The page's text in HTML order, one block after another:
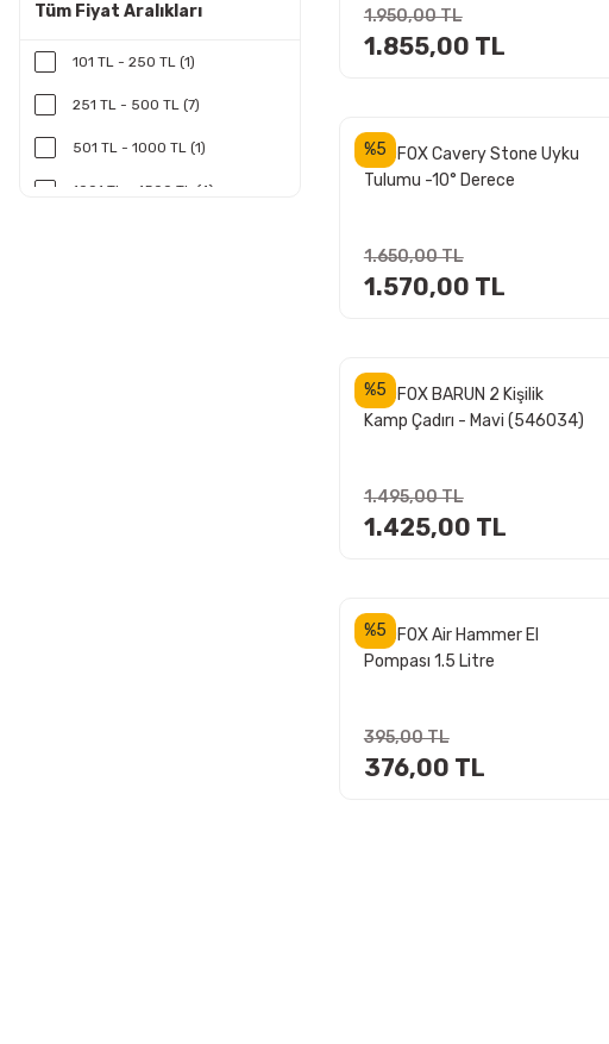
Tüm Fiyat Aralıkları
101 TL - 250 TL (1)
251 TL - 500 TL (7)
501 TL - 1000 TL (1)
1001 TL - 1500 TL (4)
1.950,00 TL
1.855,00 TL
%5
MADFOX Cavery Stone Uyku
Tulumu -10° Derece
1.650,00 TL
1.570,00 TL
%5
MADFOX BARUN 2 Kişilik
Kamp Çadırı - Mavi (546034)
1.495,00 TL
1.425,00 TL
%5
MADFOX Air Hammer El
Pompası 1.5 Litre
395,00 TL
376,00 TL